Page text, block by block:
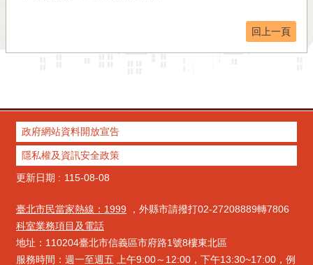
回上一頁
政府網站資料開放宣告
隱私權及資訊安全政策
更新日期
115-08-08
臺北市民當家熱線：1999 ，外縣市請撥打02-27208889轉7806
科室業務項目及電話
地址：110204臺北市信義區市府路1號8樓東北區
服務時間：週一至週五 上午9:00～12:00，下午13:30~17:00，例